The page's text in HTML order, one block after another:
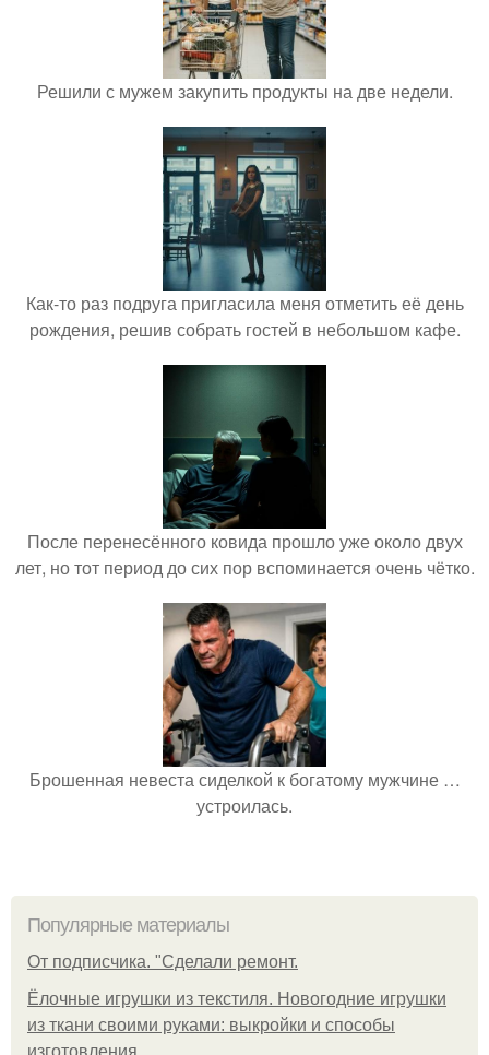
Решили с мужем закупить продукты на две недели.
Как-то раз подруга пригласила меня отметить её день
рождения, решив собрать гостей в небольшом кафе.
После перенесённого ковида прошло уже около двух
лет, но тот период до сих пор вспоминается очень чётко.
Брошенная невеста сиделкой к богатому мужчине …
устроилась.
Популярные материалы
От подписчика. "Сделали ремонт.
Ёлочные игрушки из текстиля. Новогодние игрушки
из ткани своими руками: выкройки и способы
изготовления